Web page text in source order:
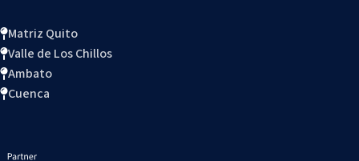
Matriz Quito
Valle de Los Chillos
Ambato
Cuenca